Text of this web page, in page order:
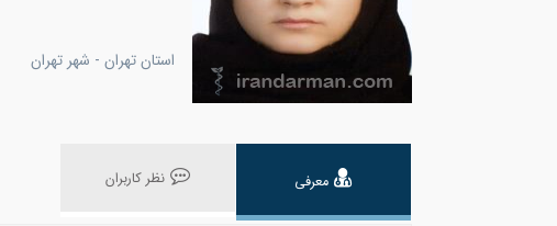
استان تهران - شهر تهران
معرفی نظر کاربران